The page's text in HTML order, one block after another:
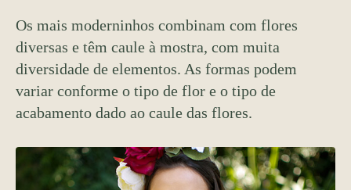
Os mais moderninhos combinam com flores
diversas e têm caule à mostra, com muita
diversidade de elementos. As formas podem
variar conforme o tipo de flor e o tipo de
acabamento dado ao caule das flores.